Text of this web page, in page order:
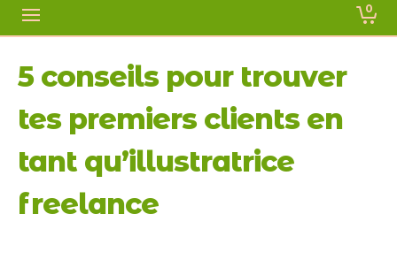
0
5 conseils pour trouver
tes premiers clients en
tant qu’illustratrice
freelance